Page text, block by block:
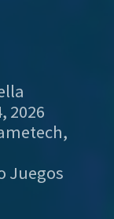
2026
,
Juegos